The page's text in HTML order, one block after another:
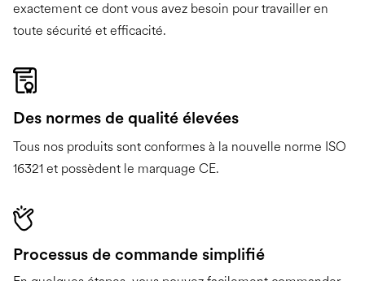
exactement ce dont vous avez besoin pour travailler en
toute sécurité et efficacité.
Des normes de qualité élevées
Tous nos produits sont conformes à la nouvelle norme ISO
16321 et possèdent le marquage CE.
Processus de commande simplifié